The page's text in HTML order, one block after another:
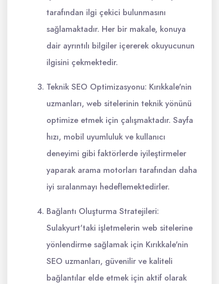
tarafından ilgi çekici bulunmasını
sağlamaktadır. Her bir makale, konuya
dair ayrıntılı bilgiler içererek okuyucunun
ilgisini çekmektedir.
Teknik SEO Optimizasyonu: Kırıkkale'nin
uzmanları, web sitelerinin teknik yönünü
optimize etmek için çalışmaktadır. Sayfa
hızı, mobil uyumluluk ve kullanıcı
deneyimi gibi faktörlerde iyileştirmeler
yaparak arama motorları tarafından daha
iyi sıralanmayı hedeflemektedirler.
Bağlantı Oluşturma Stratejileri:
Sulakyurt'taki işletmelerin web sitelerine
yönlendirme sağlamak için Kırıkkale'nin
SEO uzmanları, güvenilir ve kaliteli
bağlantılar elde etmek için aktif olarak